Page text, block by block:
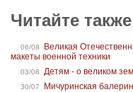
Читайте
06/08
Великая
макеты военной техники
03/08 Детям - о великом
30/07 Мичуринская